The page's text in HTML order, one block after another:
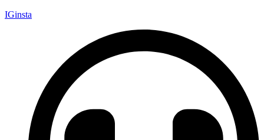
IGinsta